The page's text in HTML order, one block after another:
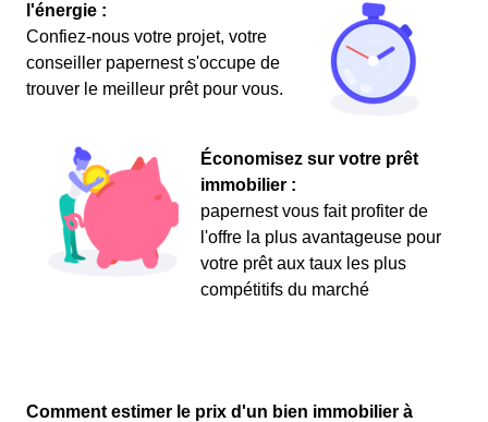
l'énergie :
Confiez-nous votre projet, votre
conseiller papernest s'occupe de
trouver le meilleur prêt pour vous.
Économisez sur votre prêt
immobilier :
papernest vous fait profiter de
l'offre la plus avantageuse pour
votre prêt aux taux les plus
compétitifs du marché
Comment estimer le prix d'un bien immobilier à